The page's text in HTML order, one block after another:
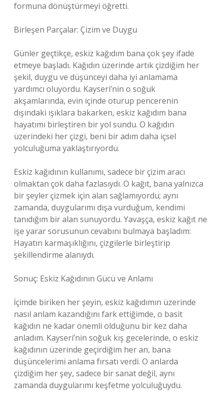
formuna dönüştürmeyi öğretti.
Birleşen Parçalar: Çizim ve Duygu
Günler geçtikçe, eskiz kağıdım bana çok şey ifade
etmeye başladı. Kağıdın üzerinde artık çizdiğim her
şekil, duygu ve düşünceyi daha iyi anlamama
yardımcı oluyordu. Kayseri’nin o soğuk
akşamlarında, evin içinde oturup pencerenin
dışındaki ışıklara bakarken, eskiz kağıdım bana
hayatımı birleştiren bir yol sundu. O kağıdın
üzerindeki her çizgi, beni bir adım daha içsel
yolculuğuma yaklaştırıyordu.
Eskiz kağıdının kullanımı, sadece bir çizim aracı
olmaktan çok daha fazlasıydı. O kağıt, bana yalnızca
bir şeyler çizmek için alan sağlamıyordu; aynı
zamanda, duygularımı dışa vurduğum, kendimi
tanıdığım bir alan sunuyordu. Yavaşça, eskiz kağıt ne
işe yarar sorusunun cevabını bulmaya başladım:
Hayatın karmaşıklığını, çizgilerle birleştirip
şekillendirme alanıydı.
Sonuç: Eskiz Kağıdının Gücü ve Anlamı
İçimde biriken her şeyin, eskiz kağıdımın üzerinde
nasıl anlam kazandığını fark ettiğimde, o basit
kağıdın ne kadar önemli olduğunu bir kez daha
anladım. Kayseri’nin soğuk kış gecelerinde, o eskiz
kağıdının üzerinde geçirdiğim her an, bana
düşüncelerimi anlama fırsatı verdi. O anlarda
çizdiğim her şey, sadece bir sanat değil, aynı
zamanda duygularımı keşfetme yolculuğuydu.